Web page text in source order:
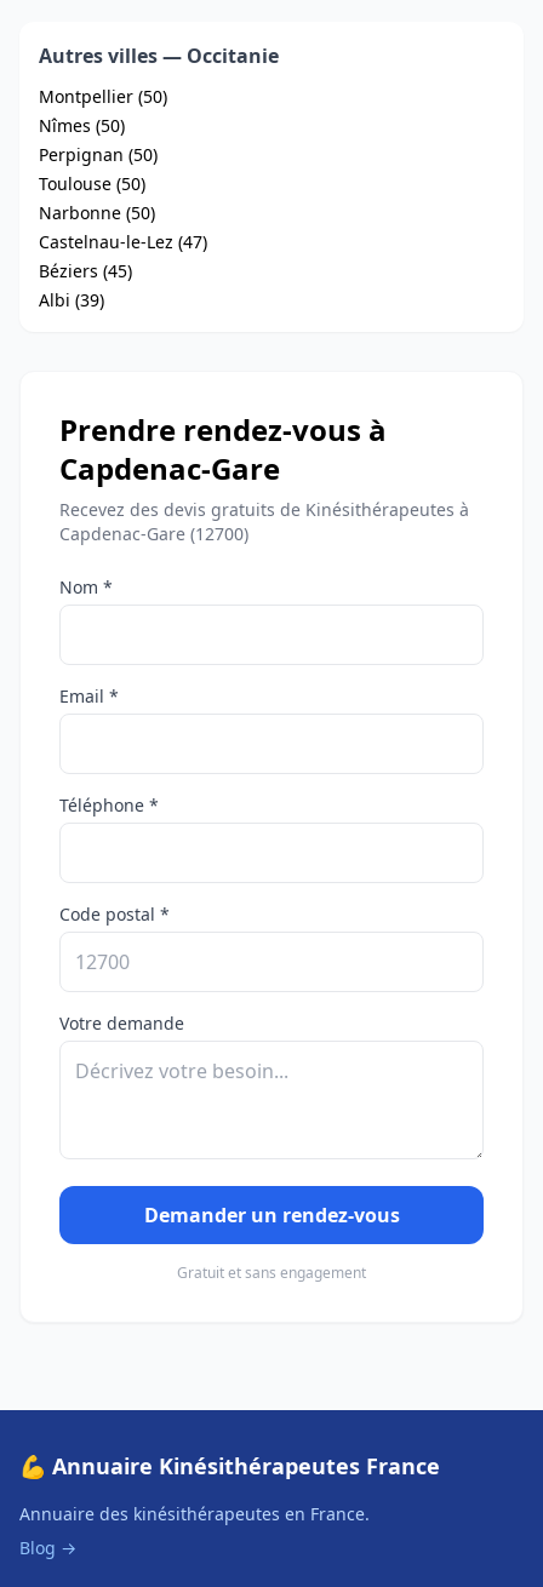
Autres villes — Occitanie
Montpellier (50)
Nîmes (50)
Perpignan (50)
Toulouse (50)
Narbonne (50)
Castelnau-le-Lez (47)
Béziers (45)
Albi (39)
Prendre rendez-vous à
Capdenac-Gare
Recevez des devis gratuits de Kinésithérapeutes à
Capdenac-Gare (12700)
Nom *
Email *
Téléphone *
Code postal *
Votre demande
Demander un rendez-vous
Gratuit et sans engagement
💪 Annuaire Kinésithérapeutes France
Annuaire des kinésithérapeutes en France.
Blog →